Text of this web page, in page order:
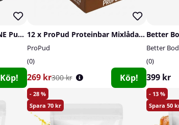
SOLID Nutrition BLACK LINE Pump, 360 g
Köp!
12 x ProPud Proteinbar Mixlåda, 55 g
ProPud
0
269 kr300 kr Köp!
Better
0
399 kr
28
70
13
50